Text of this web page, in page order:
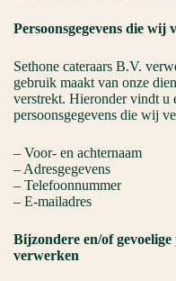
Persoonsgegevens die wij
Sethone cateraars B.V.
gebruik maakt van onze
verstrekt. Hieronder vindt u
persoonsgegevens die wij
– Voor- en achternaam
– Adresgegevens
– Telefoonnummer
– E-mailadres
Bijzondere en/of
verwerken